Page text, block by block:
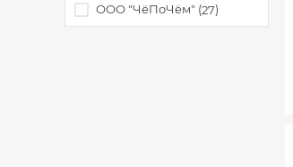
ООО "ЧёПоЧём" (27)